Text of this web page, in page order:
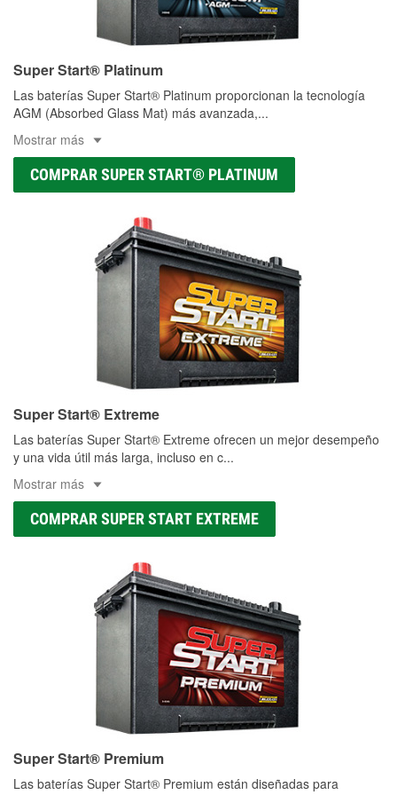
Super Start® Platinum
Las baterías Super Start® Platinum proporcionan la tecnología
AGM (Absorbed Glass Mat) más avanzada,...
Mostrar más
COMPRAR SUPER START® PLATINUM
Super Start® Extreme
Las baterías Super Start® Extreme ofrecen un mejor desempeño
y una vida útil más larga, incluso en c...
Mostrar más
COMPRAR SUPER START EXTREME
Super Start® Premium
Las baterías Super Start® Premium están diseñadas para